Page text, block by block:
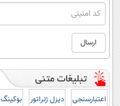
اعتبارسنجی دیزل ژنراتور بوکینگ